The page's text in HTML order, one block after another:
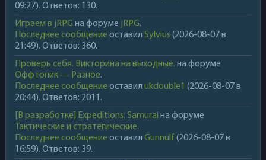
09:27). Ответов: 130.
Играем в jRPG на форуме jRPG.
Последнее сообщение оставил Sylvius (2026-08-07 в
21:49). Ответов: 360.
Проверь себя. Викторина на выходные. на форуме
Оффтопик — Разное.
Последнее сообщение оставил ukdouble1 (2026-08-07 в
20:44). Ответов: 2011.
[В разработке] Expeditions: Samurai на форуме
Тактические и стратегические.
Последнее сообщение оставил Gunnulf (2026-08-07 в
16:59). Ответов: 39.